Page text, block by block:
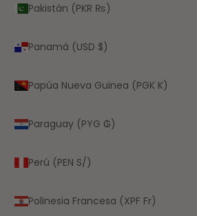
Pakistán (PKR ₨)
Panamá (USD $)
Papúa Nueva Guinea (PGK K)
Paraguay (PYG ₲)
Perú (PEN S/)
Polinesia Francesa (XPF Fr)